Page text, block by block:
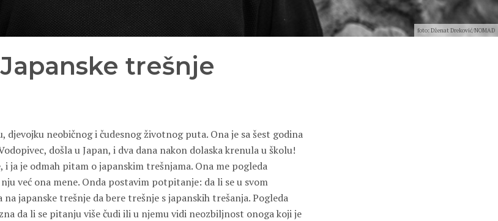
foto: Dženat Dreković/NOMAD
trešnje
, djevojku neobičnog i čudesnog životnog puta. Ona je sa šest godina
, došla u Japan, i dva dana nakon dolaska krenula u školu!
i ja je odmah pitam o japanskim trešnjama. Ona me pogleda
već ona mene. Onda postavim potpitanje: da li se u svom
japanske trešnje da bere trešnje s japanskih trešanja. Pogleda
da li se pitanju više čudi ili u njemu vidi neozbiljnost onoga koji je